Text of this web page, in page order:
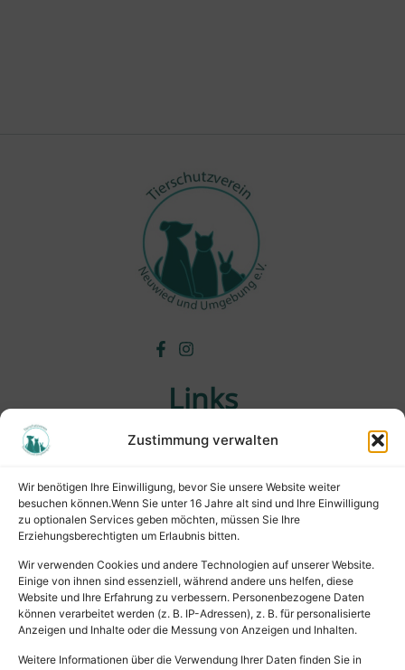
Zustimmung verwalten
Wir benötigen Ihre Einwilligung, bevor Sie unsere Website weiter
besuchen können.Wenn Sie unter 16 Jahre alt sind und Ihre Einwilligung
zu optionalen Services geben möchten, müssen Sie Ihre
Erziehungsberechtigten um Erlaubnis bitten.
Wir verwenden Cookies und andere Technologien auf unserer Website.
Einige von ihnen sind essenziell, während andere uns helfen, diese
Website und Ihre Erfahrung zu verbessern. Personenbezogene Daten
können verarbeitet werden (z. B. IP-Adressen), z. B. für personalisierte
Anzeigen und Inhalte oder die Messung von Anzeigen und Inhalten.
Weitere Informationen über die Verwendung Ihrer Daten finden Sie in
Links
Wichtiges
Tiervermittlung
Tierpension
Rechtliches
Impressum
Datenschutz
Satzung